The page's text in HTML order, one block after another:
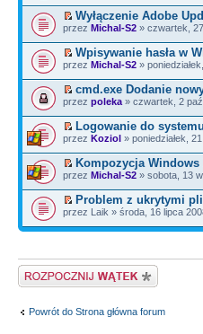
Wyłączenie Adobe
przez Michal-S2 » czwartek,
Wpisywanie hasła w
przez Michal-S2 »
cmd.exe Dodanie
przez poleka » czwartek, 2
Logowanie do systemu
przez Koziol » poniedziałek,
Kompozycja Windows
przez Michal-S2 » sobota, 13
Problem z ukrytymi
przez Laik » środa, 16 lipca
Napisz wątek
Powrót do Strona główna forum